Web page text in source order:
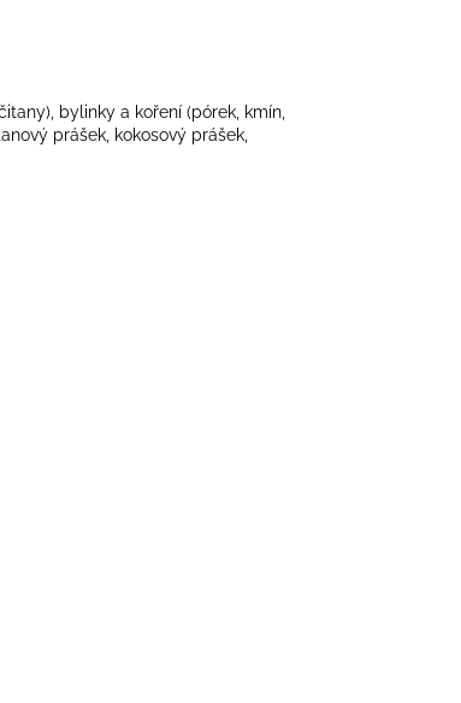
bylinky a koření (pórek, kmín,
prášek, kokosový prášek,